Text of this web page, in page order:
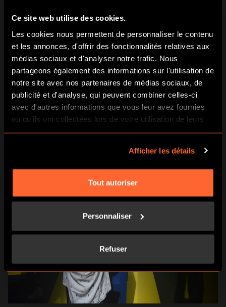
Ce site web utilise des cookies.
Les cookies nous permettent de personnaliser le contenu
et les annonces, d'offrir des fonctionnalités relatives aux
médias sociaux et d'analyser notre trafic. Nous
partageons également des informations sur l'utilisation de
notre site avec nos partenaires de médias sociaux, de
publicité et d'analyse, qui peuvent combiner celles-ci
avec d'autres informations que vous leur avez fournies
ou qu'ils ont collectées lors de votre utilisation de leurs
services.
Afficher les détails
Tout autoriser
Personnaliser
Refuser
variées t’attendent dans un décor digne d’un plateau TV.
ou ta famille et mets des bâtons dans les roues de tes
adversaires grâce aux jokers. Le petit plus ? Personnalise 10
questions pour surprendre les autres joueur(se)s et
marquer le coup lors d’un événement à fêter.